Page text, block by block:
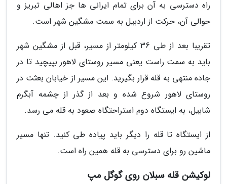
راه دسترسی به آن برای تمام ایرانی ها جز اهالی تبریز و
حوالی آن، حرکت از اردبیل به سمت مشگین شهر است.
تقریبا بعد از طی 36 کیلومتر از مسیر، قبل از مشگین شهر
باید به سمت راست یعنی مسیر روستای لاهور بپیچید تا در
جاده منتهی به قله قرار بگیرید. این مسیر از خیابان بعثت در
روستای لاهور شروع شده و بعد از گذر از چشمه آبگرم
شابیل، به ایستگاه دوم استراحتگاه صعود به قله می رسد.
از ایستگاه تا قله را دیگر باید پیاده طی کنید. تنها مسیر
ماشین رو برای دسترسی به قله همین راه است.
لوکیشن قله سبلان روی گوگل مپ